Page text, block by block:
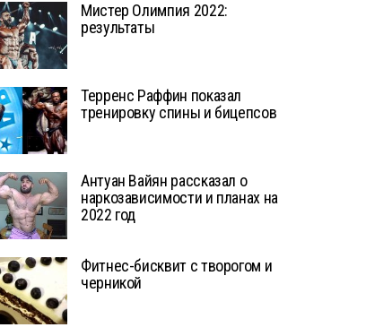
Мистер Олимпия 2022:
результаты
Терренс Раффин показал
тренировку спины и бицепсов
Антуан Вайян рассказал о
наркозависимости и планах на
2022 год
Фитнес-бисквит с творогом и
черникой